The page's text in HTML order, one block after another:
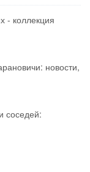
- коллекция
новости,
соседей: